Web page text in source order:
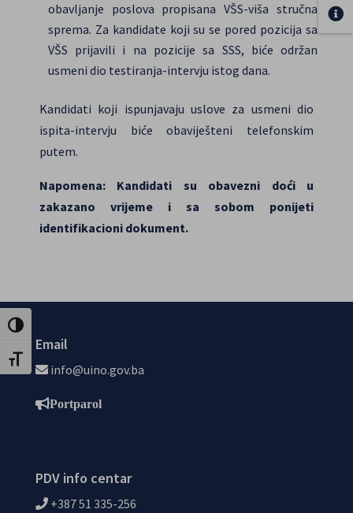
Toggle High Contrast
Toggle Font size
obavljanje poslova propisana VŠS-viša stručna
sprema. Za kandidate koji su se pored pozicija sa
VŠS prijavili i na pozicije sa SSS, biće održan
usmeni dio testiranja-intervju istog dana.
Kandidati koji ispunjavaju uslove za usmeni dio
ispita-intervju biće obaviješteni telefonskim
putem.
Napomena: Kandidati su obavezni doći u
zakazano vrijeme i sa sobom ponijeti
identifikacioni dokument.
Email
info@uino.gov.ba
Portparol
PDV info centar
+387 51 335-256